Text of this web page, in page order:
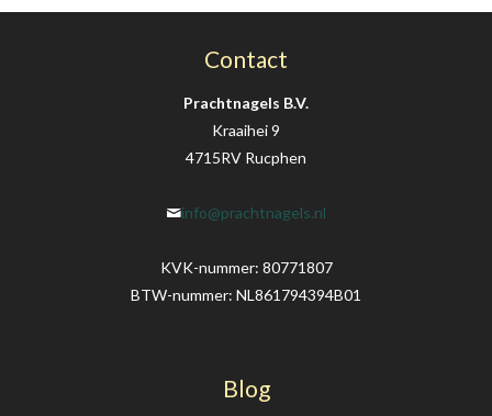
Contact
Prachtnagels B.V.
Kraaihei 9
4715RV Rucphen
info@prachtnagels.nl
KVK-nummer: 80771807
BTW-nummer: NL861794394B01
Blog